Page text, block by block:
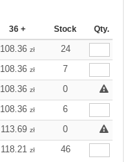
36 + Stock Qty.
108.36 zł
24
108.36 zł
7
108.36 zł
0
108.36 zł
6
113.69 zł
0
118.21 zł 46